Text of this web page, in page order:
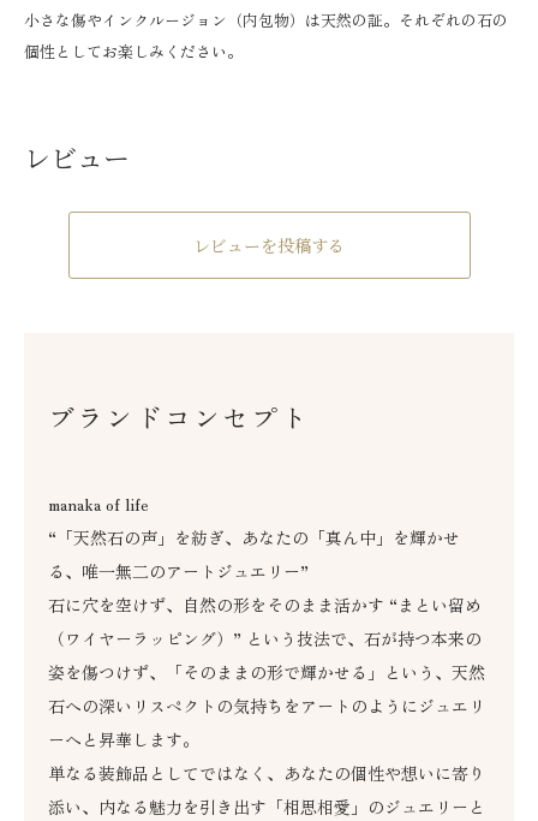
小さな傷やインクルージョン（内包物）は天然の証。それぞれの石の
個性としてお楽しみください。
レビュー
レビューを投稿する
ブランドコンセプト
manaka of life
“「天然石の声」を紡ぎ、あなたの「真ん中」を輝かせ
る、唯一無二のアートジュエリー”
石に穴を空けず、自然の形をそのまま活かす “まとい留め
（ワイヤーラッピング）” という技法で、石が持つ本来の
姿を傷つけず、「そのままの形で輝かせる」という、天然
石への深いリスペクトの気持ちをアートのようにジュエリ
ーへと昇華します。
単なる装飾品としてではなく、あなたの個性や想いに寄り
添い、内なる魅力を引き出す「相思相愛」のジュエリーと